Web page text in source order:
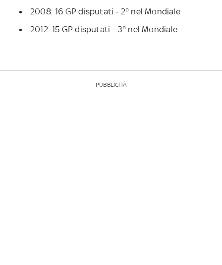
2008: 16 GP disputati - 2° nel Mondiale
2012: 15 GP disputati - 3° nel Mondiale
PUBBLICITÀ